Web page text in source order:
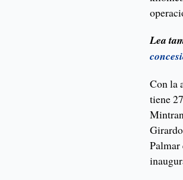
Lea
Con la
tiene